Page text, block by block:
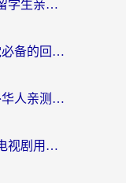
海外看优酷有限版权总被卡？留学生亲测有效的回国加速器选择指南
在国外如何登录12123？海外党必备的回国加速实用指南
国外登录不了交管12123？海外华人亲测有效的回国加速器选择指南
海外党必看：在国外想看国内电视剧用什么软件？3步解决地域限制